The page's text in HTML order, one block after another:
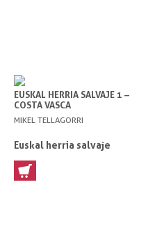
EUSKAL HERRIA SALVAJE 1 –
COSTA VASCA
MIKEL TELLAGORRI
Euskal herria salvaje